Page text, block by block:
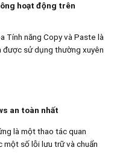
hoạt động trên
Tính năng Copy và Paste là
sử dụng thường xuyên
an toàn nhất
là một thao tác quan
một số lỗi lưu trữ và chuẩn